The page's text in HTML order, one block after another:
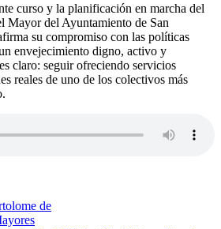
curso y la planificación en marcha del
Mayor del Ayuntamiento de San
su compromiso con las políticas
envejecimiento digno, activo y
claro: seguir ofreciendo servicios
reales de uno de los colectivos más
de